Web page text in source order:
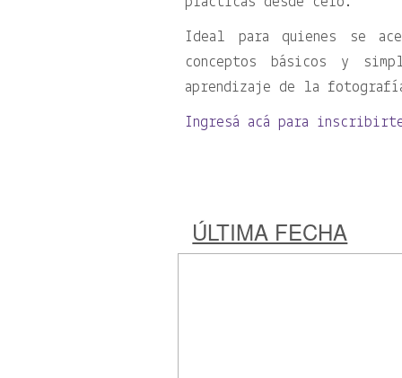
Ideal para quienes se
conceptos básicos y
aprendizaje de la
Ingresá acá para
ÚLTIMA FECHA